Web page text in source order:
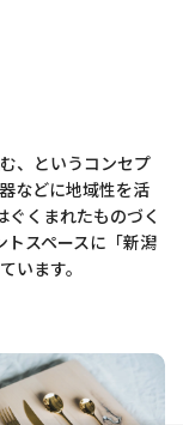
、というコンセプ
などに地域性を活
ぐくまれたものづく
トスペースに「新潟
います。